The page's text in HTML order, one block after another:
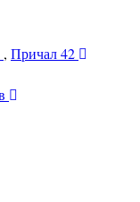
, Причал 42